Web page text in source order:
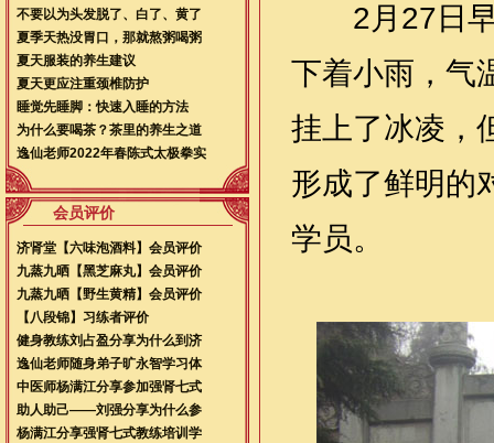
不要以为头发脱了、白了、黄了
夏季天热没胃口，那就熬粥喝粥
夏天服装的养生建议
夏天更应注重颈椎防护
睡觉先睡脚：快速入睡的方法
为什么要喝茶？茶里的养生之道
逸仙老师2022年春陈式太极拳实
会员评价
济肾堂【六味泡酒料】会员评价
九蒸九晒【黑芝麻丸】会员评价
九蒸九晒【野生黄精】会员评价
【八段锦】习练者评价
健身教练刘占盈分享为什么到济
逸仙老师随身弟子旷永智学习体
中医师杨满江分享参加强肾七式
助人助己——刘强分享为什么参
杨满江分享强肾七式教练培训学
2月27日早
下着小雨，气
挂上了冰凌，
形成了鲜明的
学员。